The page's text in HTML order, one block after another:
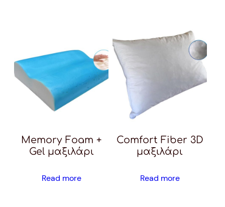
Memory Foam +
Gel μαξιλάρι
Read more
Comfort Fiber 3D
μαξιλάρι
Read more